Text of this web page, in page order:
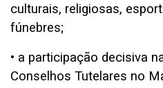
culturais, religiosas,
fúnebres;
• a participação decisiva
Conselhos Tutelares no